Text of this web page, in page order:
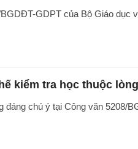
GDPT của Bộ Giáo
kiểm tra học thuộc
đáng chú ý tại Công văn 5208/